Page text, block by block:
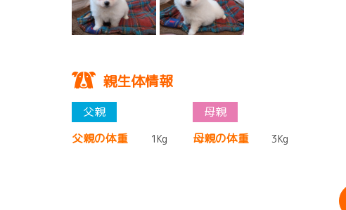
親生体情報
父親の体重 1Kg 母親の体重 3Kg